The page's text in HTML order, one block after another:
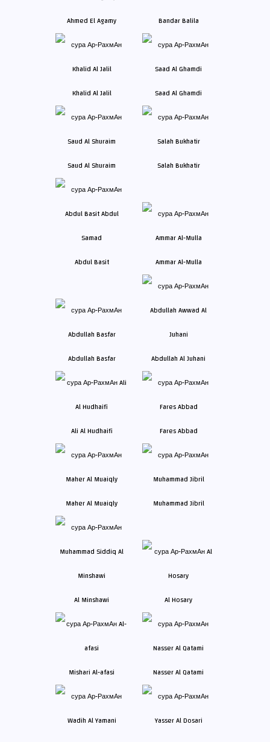
Ahmed El Agamy Bandar Balila
Khalid Al Jalil Saad Al Ghamdi
Saud Al Shuraim Salah Bukhatir
Abdul Basit Ammar Al-Mulla
Abdullah Basfar Abdullah Al Juhani
Ali Al Hudhaifi Fares Abbad
Maher Al Muaiqly Muhammad Jibril
Al Minshawi Al Hosary
Mishari Al-afasi Nasser Al Qatami